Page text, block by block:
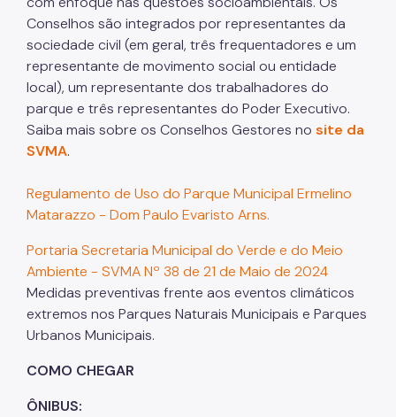
Conselhos são integrados por representantes da
sociedade civil (em geral, três frequentadores e um
representante de movimento social ou entidade
local), um representante dos trabalhadores do
parque e três representantes do Poder Executivo.
Saiba mais sobre os Conselhos Gestores no site da
SVMA.
Regulamento de Uso do Parque Municipal Ermelino
Matarazzo - Dom Paulo Evaristo Arns.
Portaria Secretaria Municipal do Verde e do Meio
Ambiente - SVMA Nº 38 de 21 de Maio de 2024
Medidas preventivas frente aos eventos climáticos
extremos nos Parques Naturais Municipais e Parques
Urbanos Municipais.
COMO CHEGAR
ÔNIBUS: